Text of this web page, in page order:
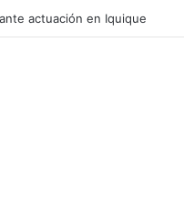
900 vecinos de Antofagasta